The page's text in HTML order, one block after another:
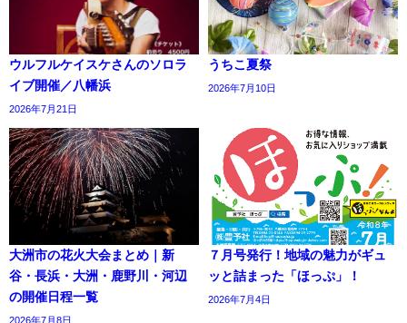
ウルフルケイスケさんのソロラ
イブ開催／八幡浜
2026年7月21日
うちこ夏祭
2026年7月10日
大洲市の花火大会まとめ｜新
谷・長浜・大洲・鹿野川・河辺
の開催日程一覧
2026年7月8日
７月号発行！地域の魅力がギュ
ッと詰まった「ほっぷ」！
2026年7月4日